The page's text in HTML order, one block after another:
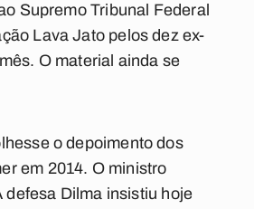
Supremo Tribunal Federal
Lava Jato pelos dez ex-
O material ainda se
o depoimento dos
em 2014. O ministro
Dilma insistiu hoje